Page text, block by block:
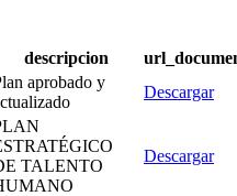
descripcion
aprobado y
Descargar
TALENTO
Descargar